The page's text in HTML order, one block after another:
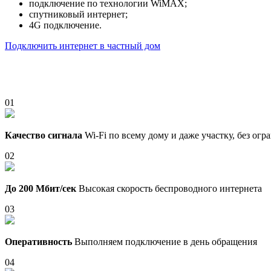
подключение по технологии WiMAX;
спутниковый интернет;
4G подключение.
Подключить интернет в частный дом
01
Качество сигнала Wi-Fi по всему дому и даже участку, без
02
До 200 Мбит/сек Высокая скорость беспроводного интернета
03
Оперативность Выполняем подключение в день обращения
04